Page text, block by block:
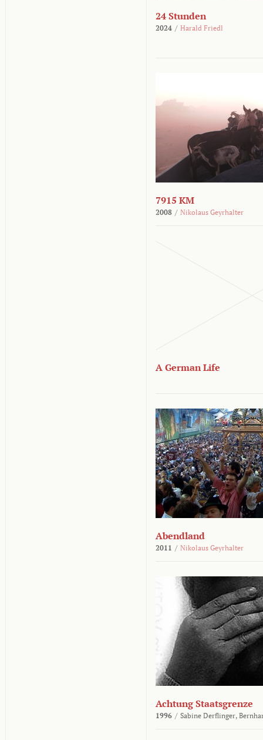
24 Stunden
2024 / Harald Friedl
7915 KM
2008 / Nikolaus Geyrhalter
A German Life
Abendland
2011 / Nikolaus Geyrhalter
Achtung Staatsgrenze
1996 / Sabine Derflinger,